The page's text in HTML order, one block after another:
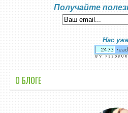
Получайте
Нас
О БЛОГЕ